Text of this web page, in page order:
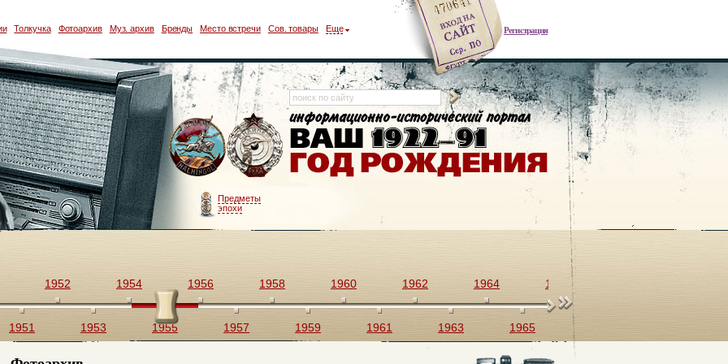
Регистрация
Толкучка Фотоархив Муз. архив Бренды Место встречи Сов. товары Еще
Предметы
эпохи
1951
1952
1953
1954
1955
1956
1957
1958
1959
1960
1961
1962
1963
1964
1965
1966